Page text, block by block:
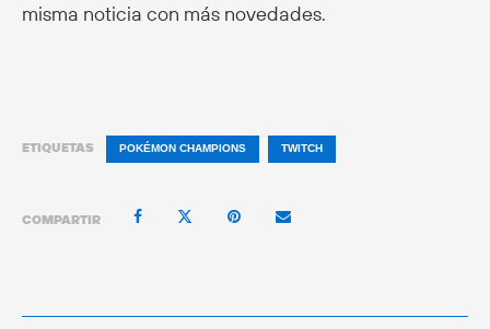
misma noticia con más novedades.
ETIQUETAS POKÉMON CHAMPIONS TWITCH
COMPARTIR